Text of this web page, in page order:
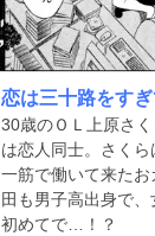
恋は三十路をす
30歳のＯＬ上原さ
は恋人同士。さく
一筋で働いて来た
田も男子高出身で
初めてで…！？